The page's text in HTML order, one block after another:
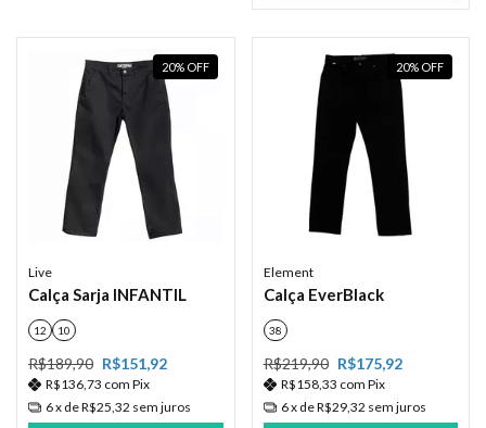
20% OFF
Live
Calça Sarja INFANTIL
12 10
R$189,90 R$151,92
R$136,73 com Pix
6x deR$25,32 sem juros
20% OFF
Element
Calça EverBlack
38
R$219,90 R$175,92
R$158,33 com Pix
6x deR$29,32 sem juros